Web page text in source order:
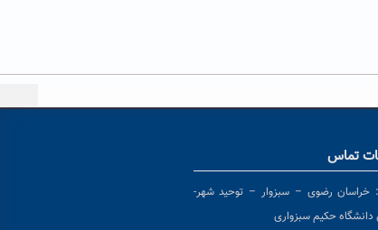
تماس
خراسان رضوی – سبزوار – توحید شهر-
حکیم سبزواری